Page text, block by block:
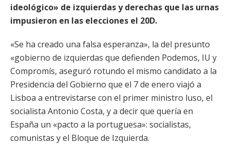
ideológico» de izquierdas y derechas que las urnas
impusieron en las elecciones el 20D.
«Se ha creado una falsa esperanza», la del presunto
«gobierno de izquierdas que defienden Podemos, IU y
Compromís, aseguró rotundo el mismo candidato a la
Presidencia del Gobierno que el 7 de enero viajó a
Lisboa a entrevistarse con el primer ministro luso, el
socialista Antonio Costa, y a decir que quería en
España un «pacto a la portuguesa»: socialistas,
comunistas y el Bloque de Izquierda.